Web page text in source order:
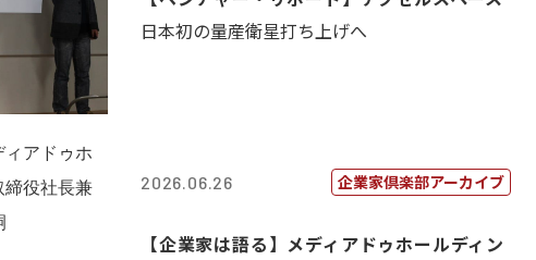
日本初の量産衛星打ち上げへ
2026.06.26 企業家倶楽部アーカイブ
【企業家は語る】メディアドゥホールディン